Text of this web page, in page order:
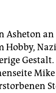
Asheton
Hobby,